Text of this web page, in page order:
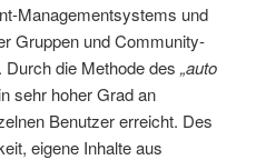
Managementsystems und
Gruppen und Community-
Durch die Methode des „auto
sehr hoher Grad an
Benutzer erreicht. Des
eigene Inhalte aus